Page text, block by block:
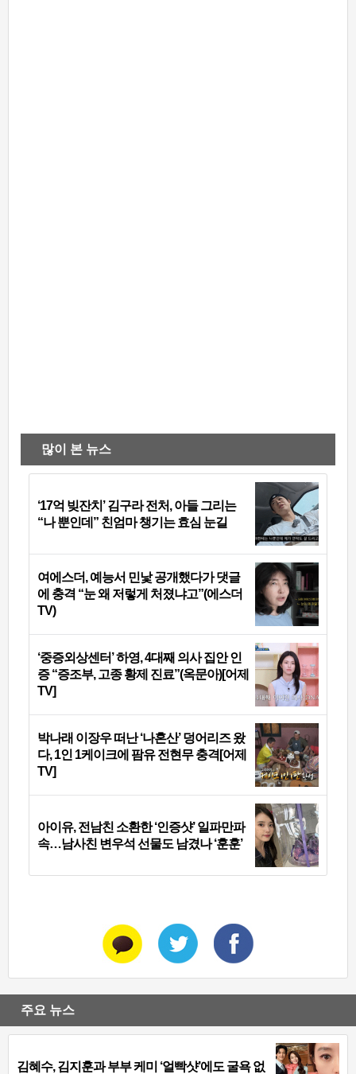
많이 본 뉴스
‘17억 빚잔치’ 김구라 전처, 아들 그리는
“나 뿐인데” 친엄마 챙기는 효심 눈길
여에스더, 예능서 민낯 공개했다가 댓글
에 충격 “눈 왜 저렇게 처졌냐고”(에스더
TV)
‘중증외상센터’ 하영, 4대째 의사 집안 인
증 “증조부, 고종 황제 진료”(옥문아)[어제
TV]
박나래 이장우 떠난 ‘나혼산’ 덩어리즈 왔
다, 1인 1케이크에 팜유 전현무 충격[어제
TV]
아이유, 전남친 소환한 ‘인증샷’ 일파만파
속…남사친 변우석 선물도 남겼나 ‘훈훈’
주요 뉴스
김혜수, 김지훈과 부부 케미 ‘얼빡샷’에도 굴욕 없